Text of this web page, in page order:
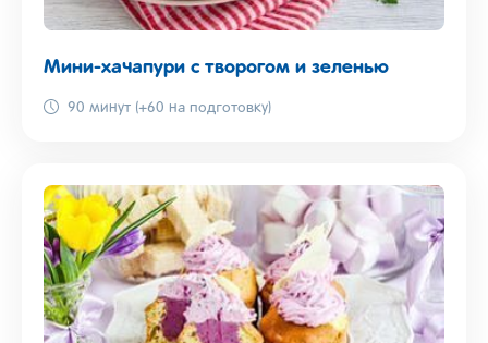
Мини-хачапури с творогом и зеленью
90 минут (+60 на подготовку)